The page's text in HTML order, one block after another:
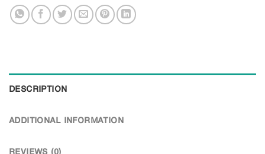
DESCRIPTION
ADDITIONAL INFORMATION